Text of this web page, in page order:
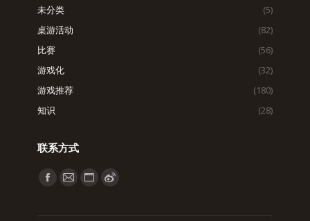
未分类
(5)
桌游活动
(82)
比赛
(56)
游戏化
(32)
游戏推荐
(180)
知识
(28)
联系方式
找到我们：
Facebook
Mail WebsiteWeibo